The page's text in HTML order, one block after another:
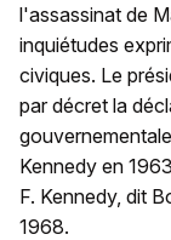
l'assassinat de
inquiétudes
civiques. Le
par décret la
Kennedy en
F. Kennedy, dit
1968.